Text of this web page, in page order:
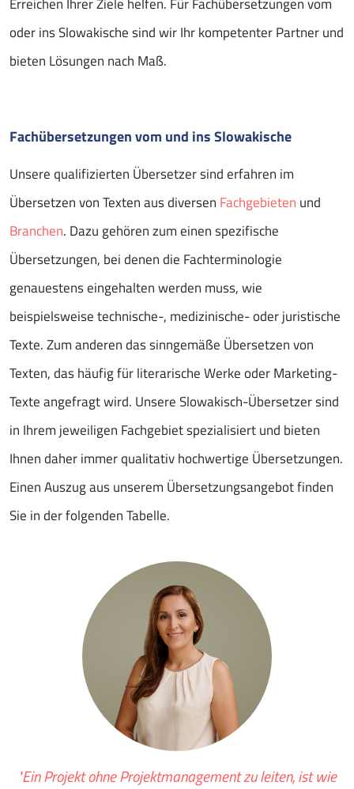
oder ins Slowakische sind wir Ihr kompetenter Partner und
bieten Lösungen nach Maß.
Fachübersetzungen vom und ins Slowakische
Unsere qualifizierten Übersetzer sind erfahren im
Übersetzen von Texten aus diversen Fachgebieten und
Branchen. Dazu gehören zum einen spezifische
Übersetzungen, bei denen die Fachterminologie
genauestens eingehalten werden muss, wie
beispielsweise technische-, medizinische- oder juristische
Texte. Zum anderen das sinngemäße Übersetzen von
Texten, das häufig für literarische Werke oder Marketing-
Texte angefragt wird. Unsere Slowakisch-Übersetzer sind
in Ihrem jeweiligen Fachgebiet spezialisiert und bieten
Ihnen daher immer qualitativ hochwertige Übersetzungen.
Einen Auszug aus unserem Übersetzungsangebot finden
Sie in der folgenden Tabelle.
"Ein Projekt ohne Projektmanagement zu leiten, ist wie